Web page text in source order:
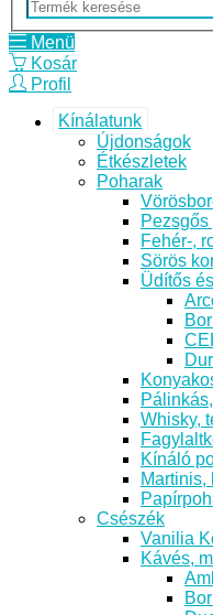
Menü
Kosár
Profil
Kínálatunk
Újdonságok
Étkészletek
Poharak
Fehér-,
Sörös
Üdítős
Whisky,
Kínáló
Martinis,
Csészék
Vanilia
Kávés,